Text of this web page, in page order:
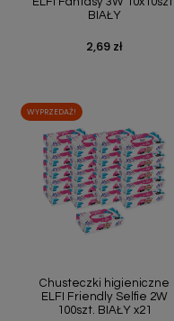
BIAŁY
Cena
2,69 zł
Chusteczki higieniczne
ELFI Friendly Selfie 2W
100szt. BIAŁY x21
WYPRZEDAŻ!